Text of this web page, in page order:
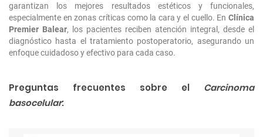
garantizan los mejores resultados estéticos y funcionales,
especialmente en zonas críticas como la cara y el cuello. En Clínica
Premier Balear, los pacientes reciben atención integral, desde el
diagnóstico hasta el tratamiento postoperatorio, asegurando un
enfoque cuidadoso y efectivo para cada caso.
Preguntas frecuentes sobre el Carcinoma
basocelular: